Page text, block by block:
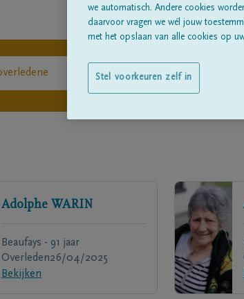
Adolphe WARIN
Beaufays - 91 jaar
Overleden26/04/2025
Bekijken
we automatisch. Andere cookies
daarvoor vragen we wél jouw
met het opslaan van alle cookies op
Stel voorkeuren zelf in